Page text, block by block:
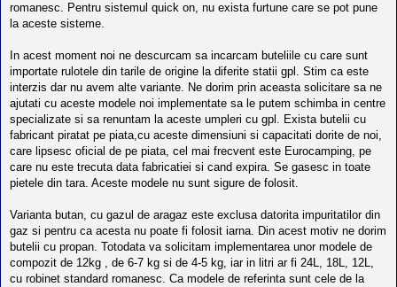
romanesc. Pentru sistemul quick on, nu exista furtune care se pot pune
la aceste sisteme.
In acest moment noi ne descurcam sa incarcam buteliile cu care sunt
importate rulotele din tarile de origine la diferite statii gpl. Stim ca este
interzis dar nu avem alte variante. Ne dorim prin aceasta solicitare sa ne
ajutati cu aceste modele noi implementate sa le putem schimba in centre
specializate si sa renuntam la aceste umpleri cu gpl. Exista butelii cu
fabricant piratat pe piata,cu aceste dimensiuni si capacitati dorite de noi,
care lipsesc oficial de pe piata, cel mai frecvent este Eurocamping, pe
care nu este trecuta data fabricatiei si cand expira. Se gasesc in toate
pietele din tara. Aceste modele nu sunt sigure de folosit.
Varianta butan, cu gazul de aragaz este exclusa datorita impuritatilor din
gaz si pentru ca acesta nu poate fi folosit iarna. Din acest motiv ne dorim
butelii cu propan. Totodata va solicitam implementarea unor modele de
compozit de 12kg , de 6-7 kg si de 4-5 kg, iar in litri ar fi 24L, 18L, 12L,
cu robinet standard romanesc. Ca modele de referinta sunt cele de la